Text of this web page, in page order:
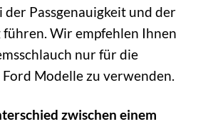
der Passgenauigkeit und der
führen. Wir empfehlen Ihnen
nur für die
Modelle zu verwenden.
zwischen einem